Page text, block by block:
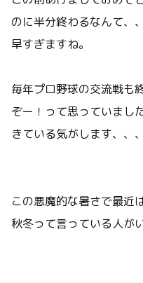
のに半分終わるなんて、、
早すぎますね。
毎年プロ野球の交流戦も
ぞー！って思っていまし
きている気がします、、、
この悪魔的な暑さで最近
秋冬って言っている人が